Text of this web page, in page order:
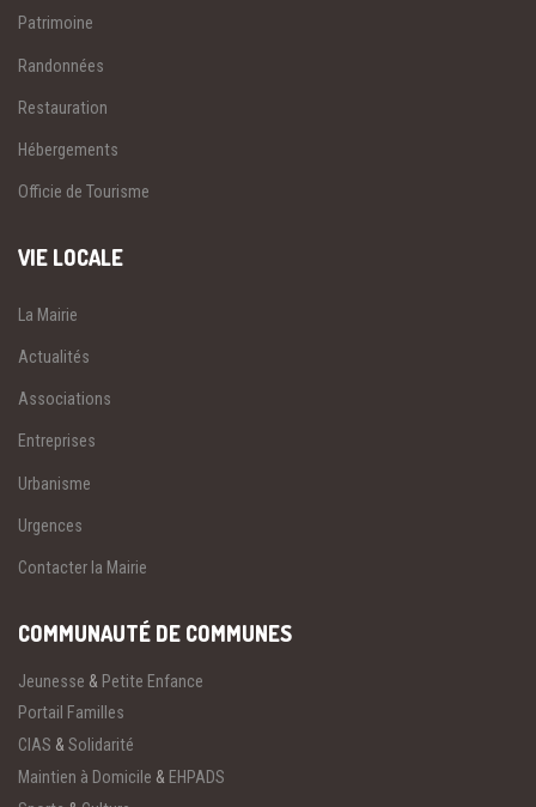
Patrimoine
Randonnées
Restauration
Hébergements
Officie de Tourisme
VIE LOCALE
La Mairie
Actualités
Associations
Entreprises
Urbanisme
Urgences
Contacter la Mairie
COMMUNAUTÉ DE COMMUNES
Jeunesse & Petite Enfance
Portail Familles
CIAS &Solidarité
Maintien à Domicile & EHPADS